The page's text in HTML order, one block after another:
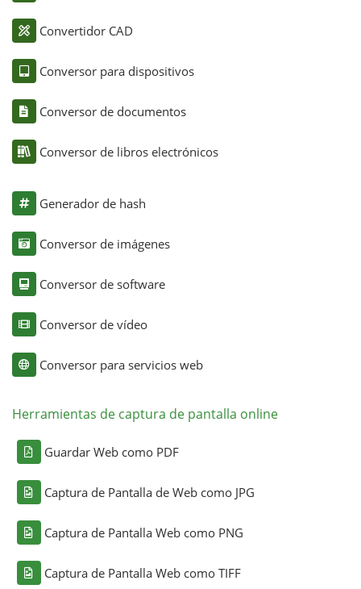
Convertidor CAD
Conversor para dispositivos
Conversor de documentos
Conversor de libros electrónicos
Generador de hash
Conversor de imágenes
Conversor de software
Conversor de vídeo
Conversor para servicios web
Herramientas de captura de pantalla online
Guardar Web como PDF
Captura de Pantalla de Web como JPG
Captura de Pantalla Web como PNG
Captura de Pantalla Web como TIFF